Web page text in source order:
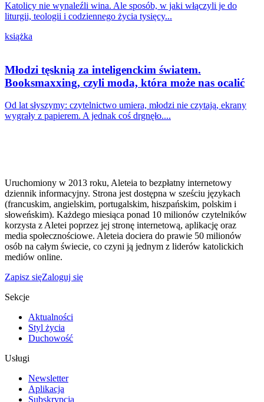
Katolicy nie wynaleźli wina. Ale sposób, w jaki włączyli je do
liturgii, teologii i codziennego życia tysięcy...
książka
Młodzi tęsknią za inteligenckim światem.
Booksmaxxing, czyli moda, która może nas ocalić
Od lat słyszymy: czytelnictwo umiera, młodzi nie czytają, ekrany
wygrały z papierem. A jednak coś drgnęło....
Uruchomiony w 2013 roku, Aleteia to bezpłatny internetowy
dziennik informacyjny. Strona jest dostępna w sześciu językach
(francuskim, angielskim, portugalskim, hiszpańskim, polskim i
słoweńskim). Każdego miesiąca ponad 10 milionów czytelników
korzysta z Aletei poprzez jej stronę internetową, aplikację oraz
media społecznościowe. Aleteia dociera do prawie 50 milionów
osób na całym świecie, co czyni ją jednym z liderów katolickich
mediów online.
Zapisz sięZaloguj się
Sekcje
Aktualności
Styl życia
Duchowość
Usługi
Newsletter
Aplikacja
Subskrypcja